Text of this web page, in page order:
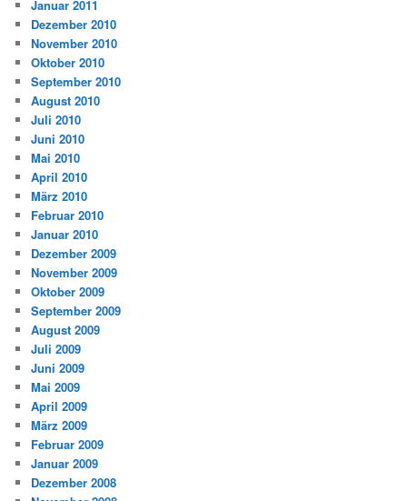
Januar 2011
Dezember 2010
November 2010
Oktober 2010
September 2010
August 2010
Juli 2010
Juni 2010
Mai 2010
April 2010
März 2010
Februar 2010
Januar 2010
Dezember 2009
November 2009
Oktober 2009
September 2009
August 2009
Juli 2009
Juni 2009
Mai 2009
April 2009
März 2009
Februar 2009
Januar 2009
Dezember 2008